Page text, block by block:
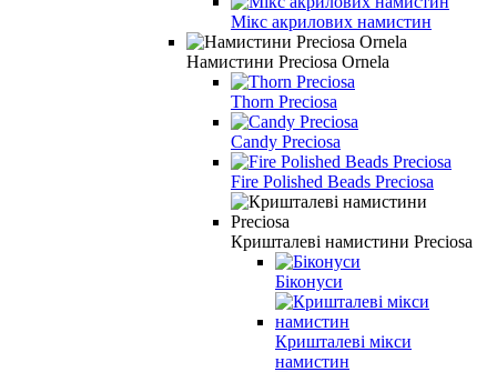
Мікс акрилових намистин
Намистини Preciosa Ornela
Thorn Preciosa
Candy Preciosa
Fire Polished Beads Preciosa
Кришталеві намистини Preciosa
Біконуси
Кришталеві мікси
намистин